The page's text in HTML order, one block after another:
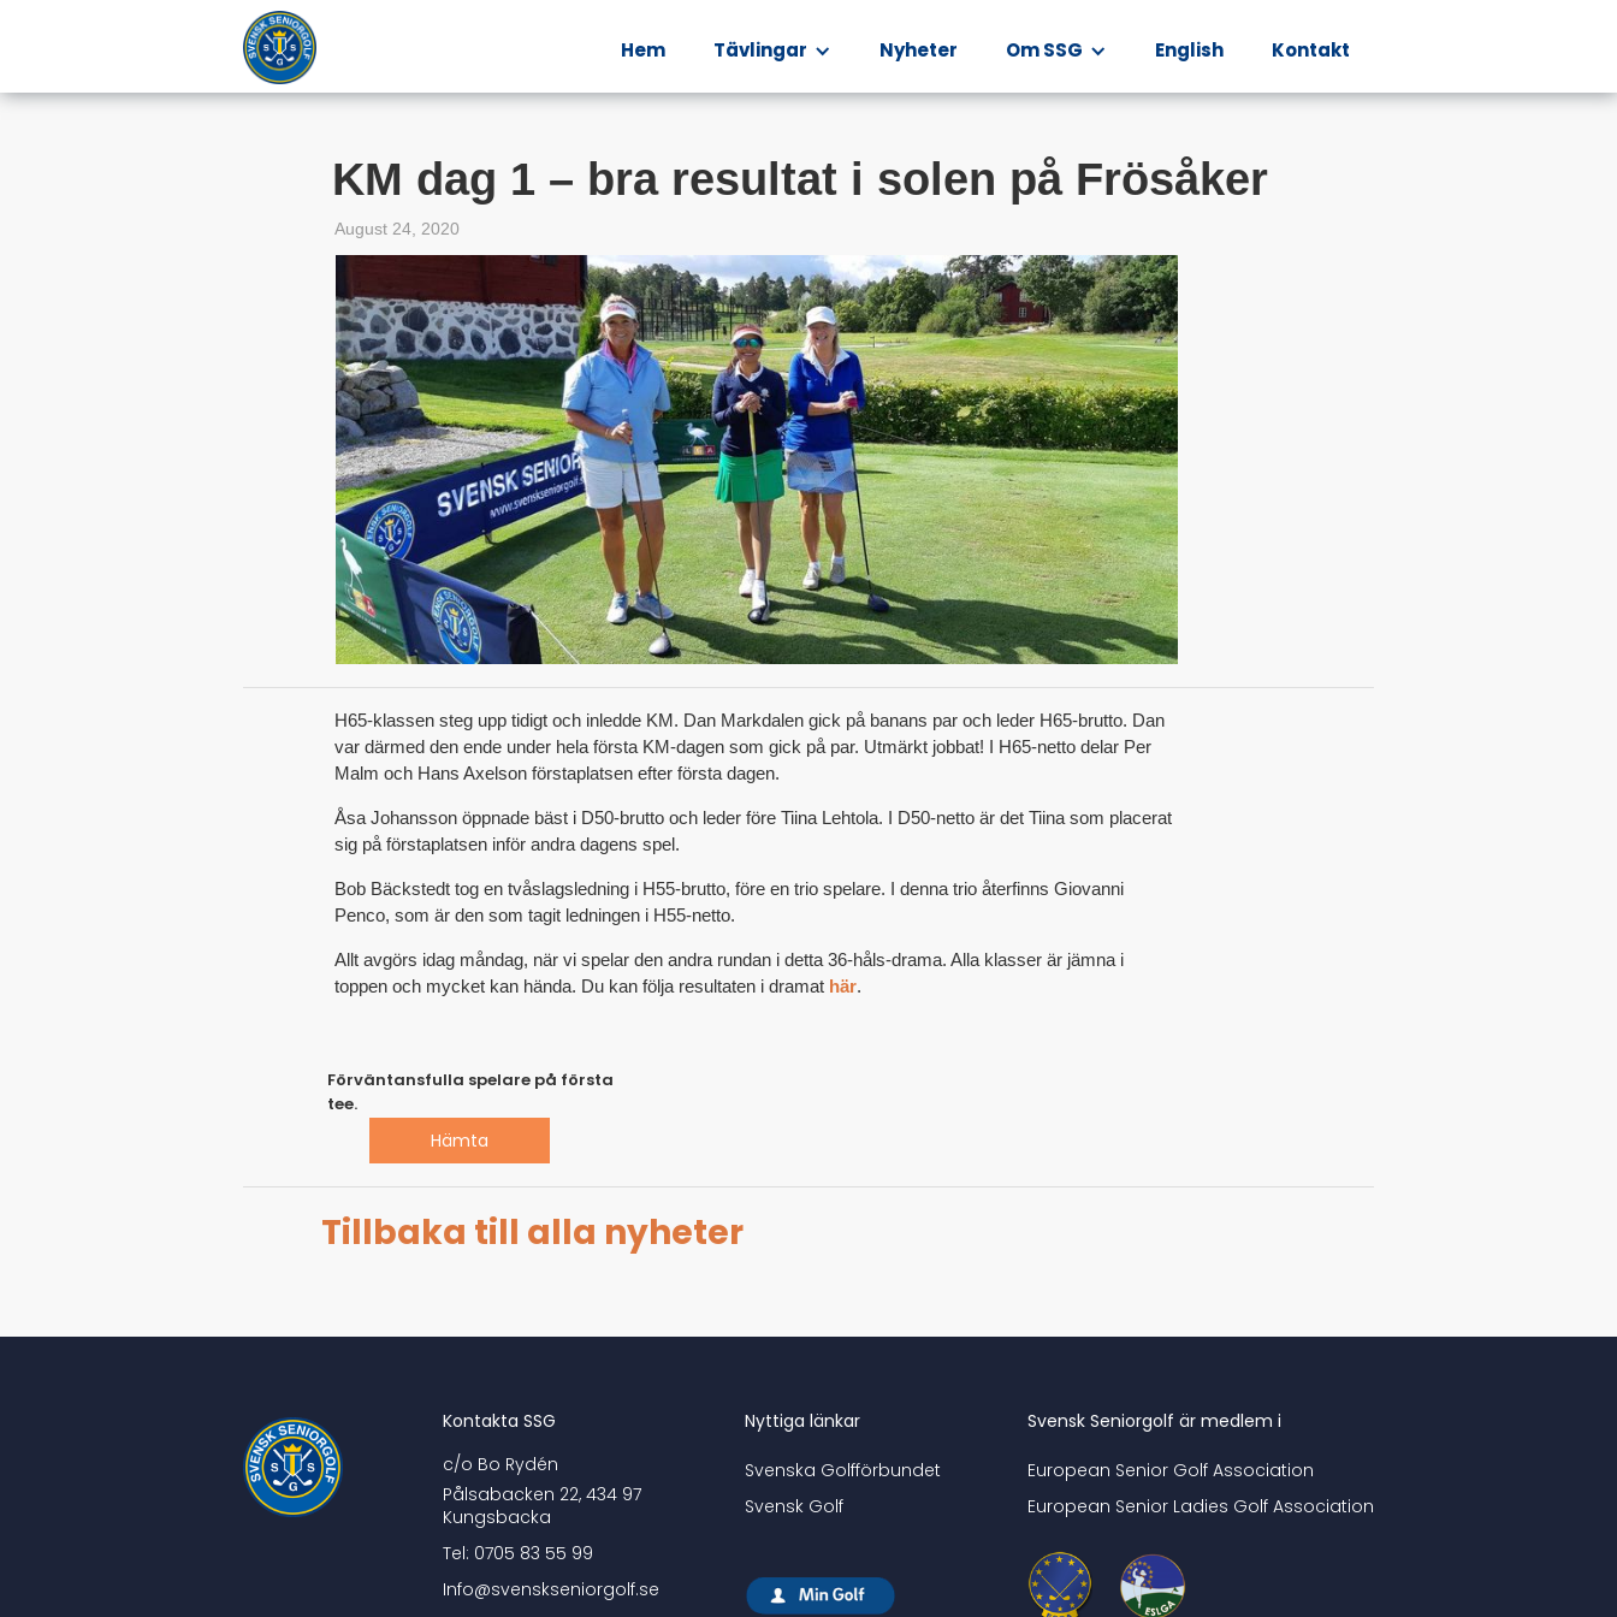
Hem Tävlingar Nyheter Om SSG English Kontakt
KM dag 1 – bra resultat i solen på Frösåker
August 24, 2020
H65-klassen steg upp tidigt och inledde KM. Dan Markdalen gick på banans par och leder H65-brutto. Dan
var därmed den ende under hela första KM-dagen som gick på par. Utmärkt jobbat! I H65-netto delar Per
Malm och Hans Axelson förstaplatsen efter första dagen.
Åsa Johansson öppnade bäst i D50-brutto och leder före Tiina Lehtola. I D50-netto är det Tiina som placerat
sig på förstaplatsen inför andra dagens spel.
Bob Bäckstedt tog en tvåslagsledning i H55-brutto, före en trio spelare. I denna trio återfinns Giovanni
Penco, som är den som tagit ledningen i H55-netto.
Allt avgörs idag måndag, när vi spelar den andra rundan i detta 36-håls-drama. Alla klasser är jämna i
toppen och mycket kan hända. Du kan följa resultaten i dramat här.
Förväntansfulla spelare på första
tee.
Hämta
Tillbaka till alla nyheter
Kontakta SSG
c/o Bo Rydén
Pålsabacken 22, 434 97
Kungsbacka
Tel: 0705 83 55 99
Info@svenskseniorgolf.se
Nyttiga länkar
Svenska Golfförbundet
Svensk Golf
Svensk Seniorgolf är medlem i
European Senior Golf Association
European Senior Ladies Golf Association